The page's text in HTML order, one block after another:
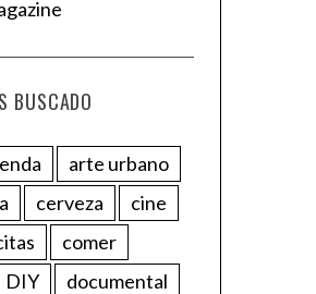
BUSCADO
arte urbano
cerveza
cine
comer
DIY
documental